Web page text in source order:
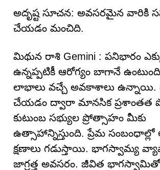
అదృష్ట సూచన: అవసరమైన వారికి
చేయడం మంచిది.
మిథున రాశి Gemini : పనిభారం
ఉన్నప్పటికీ ఆరోగ్యం బాగానే
లాభాలు వచ్చే అవకాశాలు ఉన్నాయి.
చేయడం ద్వారా మానసిక ప్రశాంతత
కుటుంబ సభ్యుల ప్రోత్సాహం మీకు
ఉత్సాహాన్నిస్తుంది. ప్రేమ
క్షణాలు గడుస్తాయి. భాగస్వామ్య
జాగ్రత్త అవసరం. జీవిత భాగస్వామితో